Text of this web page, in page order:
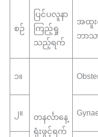
စဉ်
ပြင်ပလူနာ
ကြည့်ရှု
သည့်ရက်
အထူ
ဘာသ
၁။
တနင်္လာနေ့
ရုံးဖွင့်ရက်
၂။